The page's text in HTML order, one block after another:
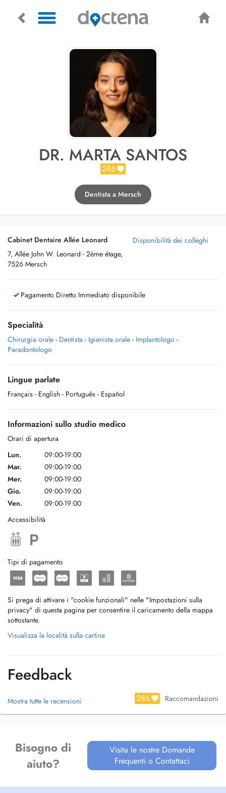
DR. MARTA SANTOS
286
Dentista a Mersch
Cabinet Dentaire Allée Leonard
7, Allée John W. Leonard - 2ème étage,
7526 Mersch
Disponibilità dei colleghi
Pagamento Diretto Immediato disponibile
Specialità
Chirurgia orale - Dentista - Igienista orale - Implantologo -
Paradontologo
Lingue parlate
Français - English - Português - Español
Informazioni sullo studio medico
Orari di apertura
Lun.
09:00-19:00
Mar.
09:00-19:00
Mer.
09:00-19:00
Gio.
09:00-19:00
Ven.
09:00-19:00
Accessibilità
Tipi di pagamento
Si prega di attivare i "cookie funzionali" nelle "Impostazioni sulla
privacy" di questa pagina per consentire il caricamento della mappa
sottostante.
Visualizza la località sulla cartina
Feedback
Mostra tutte le recensioni 286 Raccomandazioni
Bisogno di
aiuto?
Visita le nostre Domande
Frequenti o Contattaci